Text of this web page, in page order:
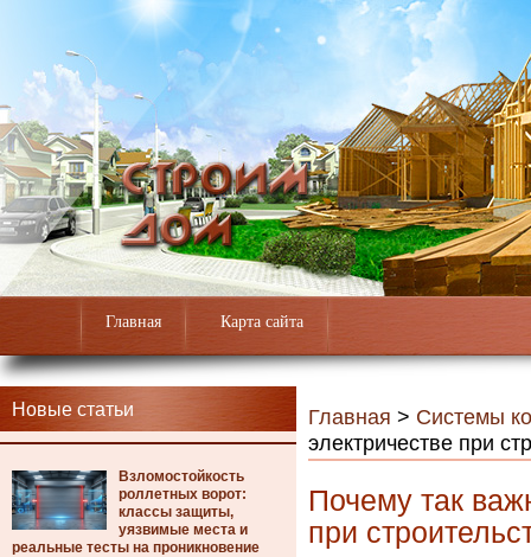
Главная Карта сайта
Новые статьи
Взломостойкость
роллетных ворот:
классы защиты,
уязвимые места и
реальные тесты на проникновение
Главная > Системы
электричестве при
Почему так
при